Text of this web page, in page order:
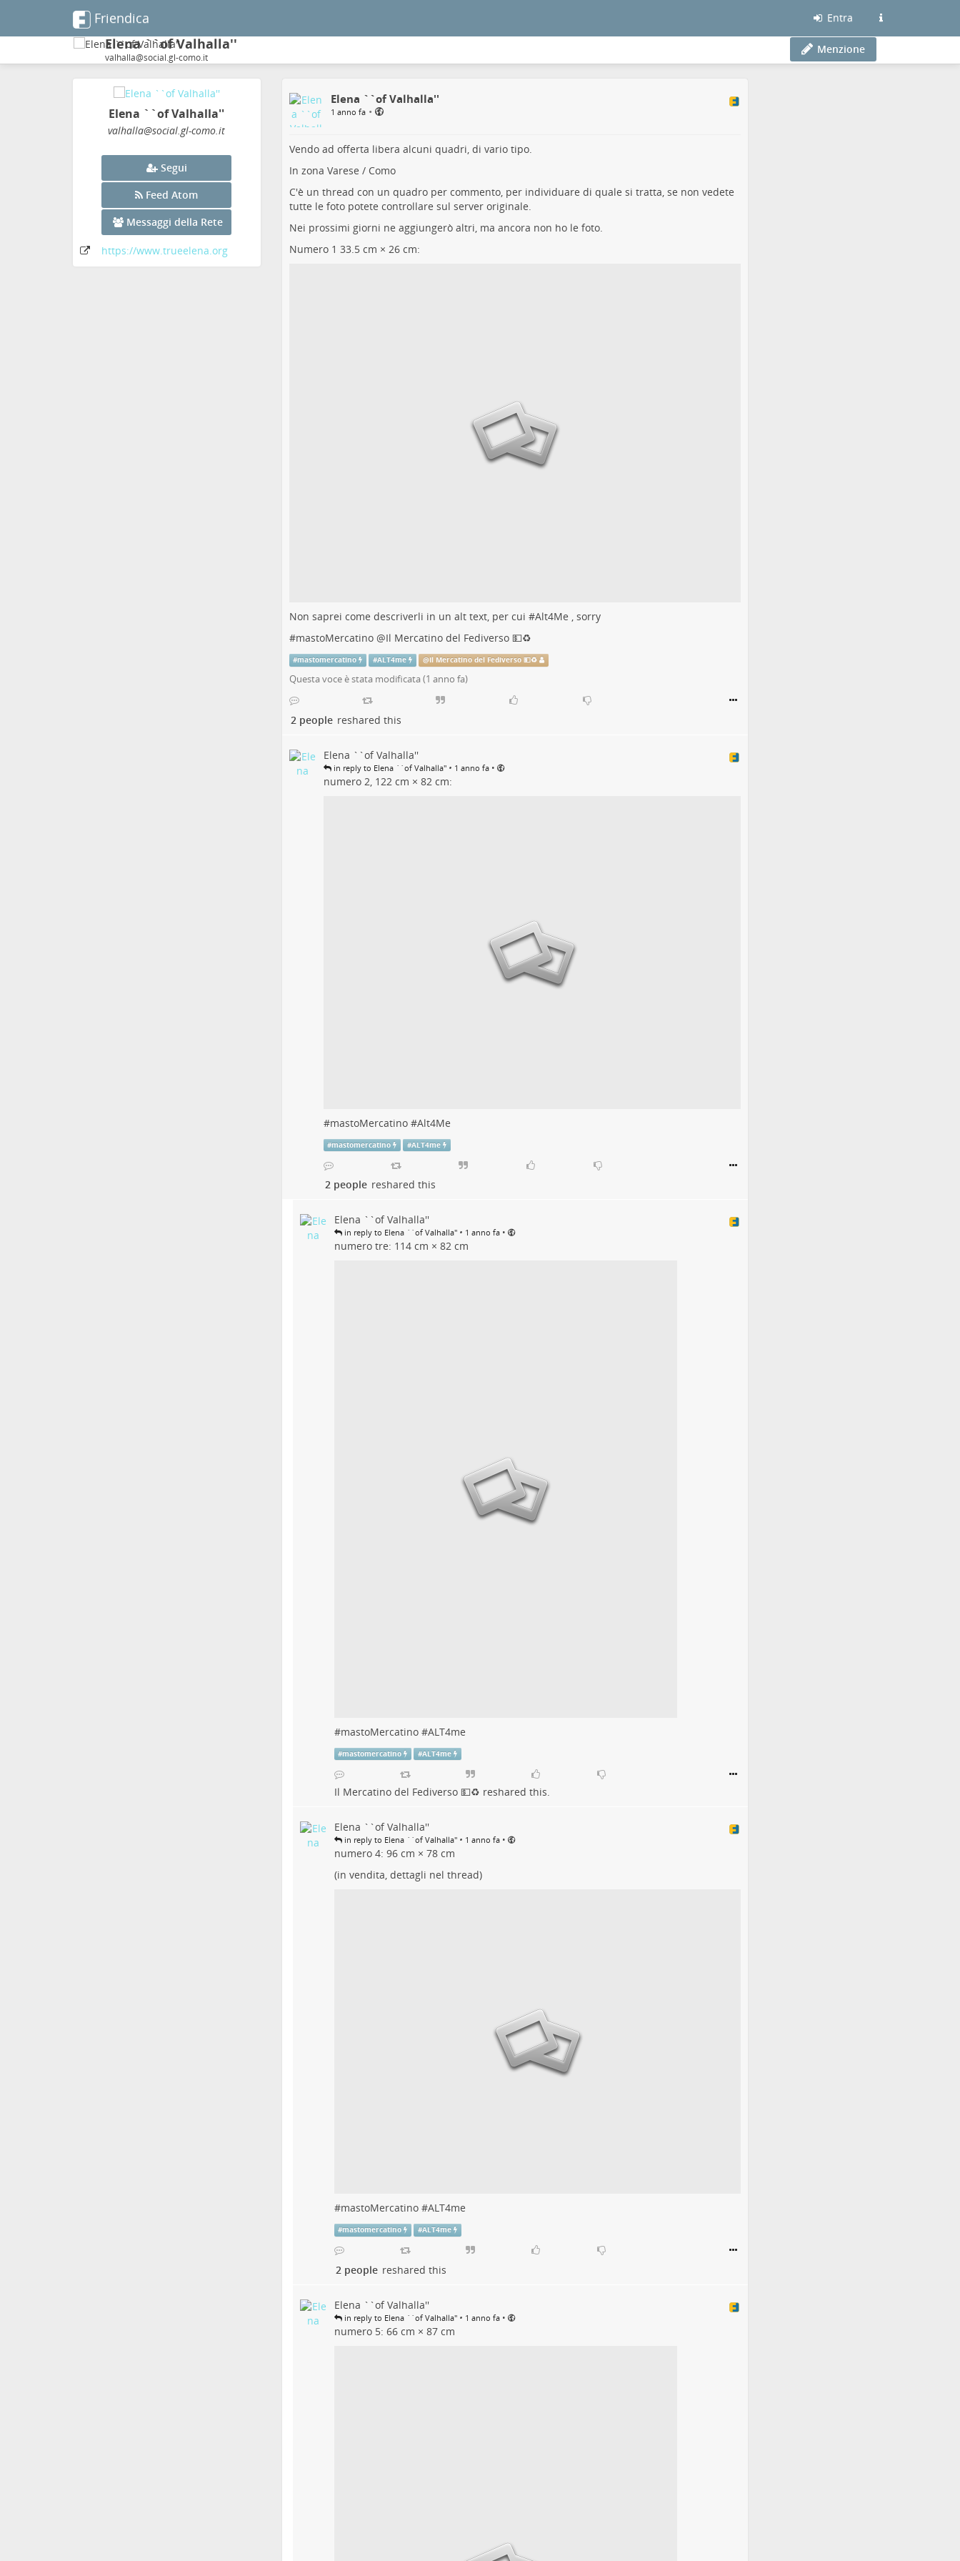
Friendica Entra
Elena ``of Valhalla''
valhalla@social.gl-como.it
Menzione
Elena ``of Valhalla''
valhalla@social.gl-como.it
Segui
Feed Atom
Messaggi della Rete
https://www.trueelena.org
Elena ``of Valhalla''
1 anno fa •
Vendo ad offerta libera alcuni quadri, di vario tipo.
In zona Varese / Como
C'è un thread con un quadro per commento, per individuare di quale si tratta, se non vedete
tutte le foto potete controllare sul server originale.
Nei prossimi giorni ne aggiungerò altri, ma ancora non ho le foto.
Numero 1 33.5 cm × 26 cm:
Non saprei come descriverli in un alt text, per cui #Alt4Me , sorry
#mastoMercatino @Il Mercatino del Fediverso 💵♻️
#mastomercatino #ALT4me @Il Mercatino del Fediverso 💵♻️
Questa voce è stata modificata (1 anno fa)
2 people reshared this
Elena ``of Valhalla''
in reply to Elena ``of Valhalla'' • 1 anno fa •
numero 2, 122 cm × 82 cm:
#mastoMercatino#Alt4Me
#mastomercatino #ALT4me
2 people reshared this
Elena ``of Valhalla''
in reply to Elena ``of Valhalla'' • 1 anno fa •
numero tre: 114 cm × 82 cm
#mastoMercatino#ALT4me
#mastomercatino #ALT4me
Il Mercatino del Fediverso 💵♻️ reshared this.
Elena ``of Valhalla''
in reply to Elena ``of Valhalla'' • 1 anno fa •
numero 4: 96 cm × 78 cm
(in vendita, dettagli nel thread)
#mastoMercatino#ALT4me
#mastomercatino #ALT4me
2 people reshared this
Elena ``of Valhalla''
in reply to Elena ``of Valhalla'' • 1 anno fa •
numero 5: 66 cm × 87 cm